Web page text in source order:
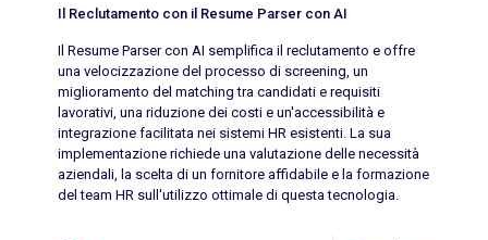
Il Reclutamento con il Resume Parser con AI
Il Resume Parser con AI semplifica il reclutamento e offre
una velocizzazione del processo di screening, un
miglioramento del matching tra candidati e requisiti
lavorativi, una riduzione dei costi e un'accessibilità e
integrazione facilitata nei sistemi HR esistenti. La sua
implementazione richiede una valutazione delle necessità
aziendali, la scelta di un fornitore affidabile e la formazione
del team HR sull'utilizzo ottimale di questa tecnologia.